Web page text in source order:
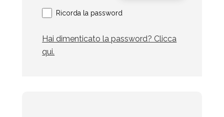
Ricorda la password
Hai dimenticato la password? Clicca
qui.